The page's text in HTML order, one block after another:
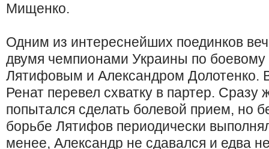
Мищенко.
Одним из интереснейших поединков
двумя чемпионами Украины по
Лятифовым и Александром Долотенко.
Ренат перевел схватку в партер. Сразу
попытался сделать болевой прием, но
борьбе Лятифов периодически
менее, Александр не сдавался и едва